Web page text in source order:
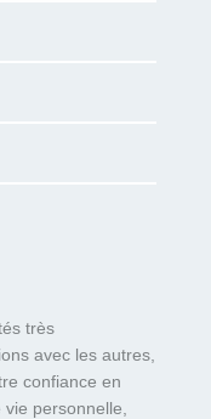
très
avec les autres,
confiance en
personnelle,